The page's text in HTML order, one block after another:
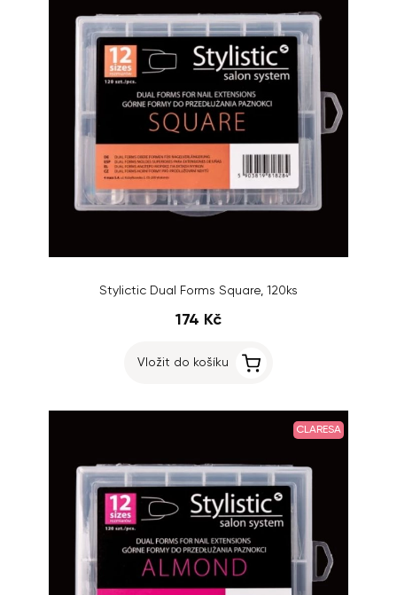
Stylictic Dual Forms Square, 120ks
174 Kč
Vložit do košíku
CLARESA